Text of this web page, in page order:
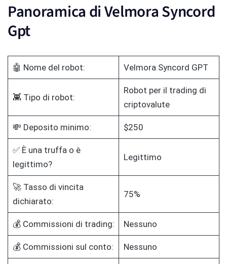
Panoramica di Velmora Syncord
Gpt
🤖 Nome del robot: Velmora Syncord GPT
👾 Tipo di robot:
Robot per il trading di
criptovalute
💸 Deposito minimo: $250
✅ È una truffa o è
legittimo?
Legittimo
🚀 Tasso di vincita
dichiarato:
75%
💰 Commissioni di trading: Nessuno
💰 Commissioni sul conto: Nessuno